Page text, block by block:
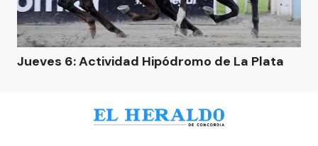
Jueves 6: Actividad Hipódromo de La Plata